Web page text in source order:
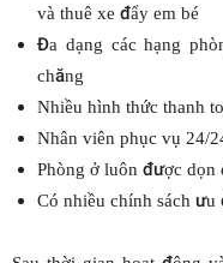
và thuê xe đẩy em bé
Đa dạng các hạng
chăng
Nhiều hình thức thanh
Nhân viên phục vụ 24/
Phòng ở luôn được dọn
Có nhiều chính sách ưu